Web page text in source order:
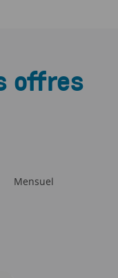
offres
Mensuel